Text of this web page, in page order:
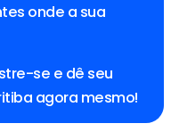
onde a sua
se e dê seu
agora mesmo!